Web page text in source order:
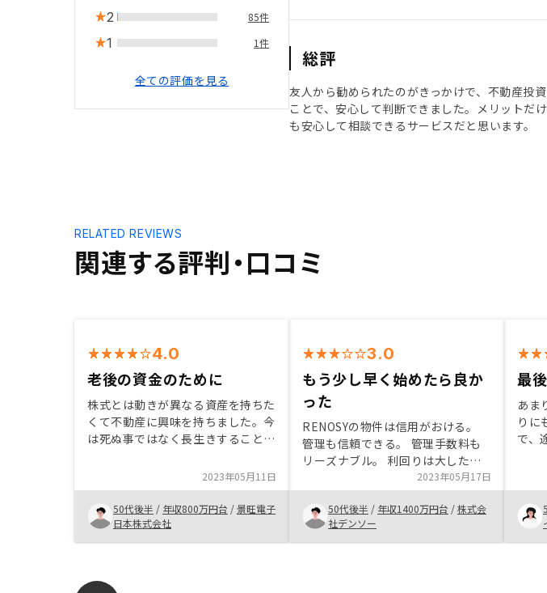
2 85件
1 1件
全ての評価を見る
総評
友人から勧められたのがきっかけで、不動産投
ことで、安心して判断できました。メリットだ
も安心して相談できるサービスだと思います。
関連する評判・口コミ
RELATED REVIEWS
4.0
老後の資金のために
株式とは動きが異なる資産を持ちた
くて不動産に興味を持ちました。今
は死ぬ事ではなく長生きすることが
安定して収入が見込める不動産投資
で、将来の老人ホーム代の足しにし
ようと思いました。アプリからの連
絡だけでなく同様の内容をメールし
てほしい。
2023年05月11日
50代後半 / 年収800万円台 /景旺電子
日本株式会社
3.0
もう少し早く始めたら良か
った
RENOSYの物件は信用がおける。
管理も信頼できる。 管理手数料も
リーズナブル。 利回りは大したこ
とないので目先の黒字には自己資金
を沢山入れる必要あります。 不動
産投資を始めるなら、しっかり勉強
が必要だが、RENOSYなら綺麗事だ
けでなく色々教えてもらえる。不動
2023年05月17日
50代後半 / 年収1400万円台 /株式会
社デンソー
最
あま
りに
で、
ノ
明し
も魅
紹介頂いた
は訪